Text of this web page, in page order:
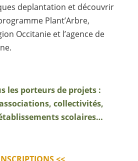
deplantation et découvrir
Plant’Arbre,
Occitanie et l’agence de
les porteurs de projets :
collectivités,
scolaires…